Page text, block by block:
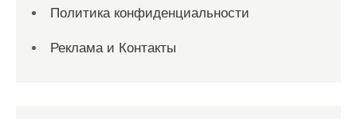
Политика конфиденциальности
Реклама и Контакты